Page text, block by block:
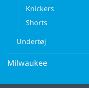
Knickers
Shorts
Undertøj
Milwaukee